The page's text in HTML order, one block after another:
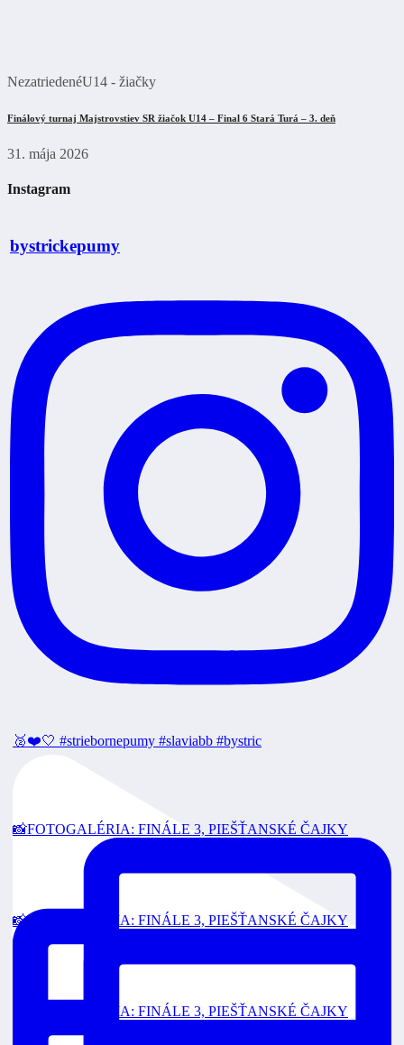
NezatriedenéU14 - žiačky
Finálový turnaj Majstrovstiev SR žiačok U14 – Final 6 Stará Turá – 3. deň
31. mája 2026
Instagram
bystrickepumy
🥈❤️🤍 #striebornepumy #slaviabb #bystric
📸FOTOGALÉRIA: FINÁLE 3, PIEŠŤANSKÉ ČAJKY
📸FOTOGALÉRIA: FINÁLE 3, PIEŠŤANSKÉ ČAJKY
📸FOTOGALÉRIA: FINÁLE 3, PIEŠŤANSKÉ ČAJKY